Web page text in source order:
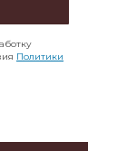
Политики